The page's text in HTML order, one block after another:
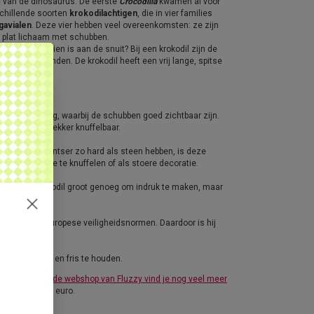
soorten krokodilachtigen, die in vier families
gavialen. Deze vier hebben veel overeenkomsten: ze zijn
lichaam met schubben.
vooral te zien is aan de snuit? Bij een krokodil zijn de
bovenste tanden. De krokodil heeft een vrij lange, spitse
uitstraling, waarbij de schubben goed zichtbaar zijn.
blijft hij lekker knuffelbaar.
die een pantser zo hard als steen hebben, is deze
om mee te knuffelen of als stoere decoratie.
deze krokodil groot genoeg om indruk te maken, maar
aan alle Europese veiligheidsnormen. Daardoor is hij
hem schoon en fris te houden.
voor jou!
In de webshop van Fluzzy vind je nog veel meer
boven 40 euro.